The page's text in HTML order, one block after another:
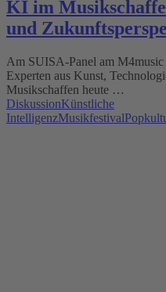
KI im
und
Am SUISA-Panel am
Experten aus Kunst,
Musikschaffen heute …
DiskussionKünstliche
IntelligenzMusikfestival